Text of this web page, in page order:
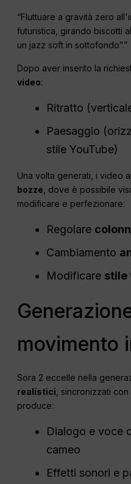
“Fluttuare a gravità zero
futuristica, girando biscotti
un jazz soft in sottofondo”.”
Dopo aver inserito la
video:
Ritratto
Paesaggio
stile YouTube)
Una volta generati, i video
bozze , dove è possibile
modificare e perfezionare:
Regolare
Cambiamento
Modificare stile
movimento
Sora 2 eccelle nella
realistici , sincronizzati
produce:
Dialogo e voce
cameo
Effetti sonori e